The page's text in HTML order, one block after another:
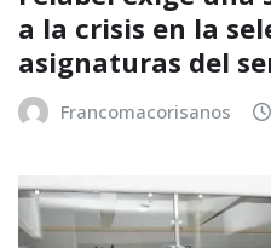
a la crisis en la
asignaturas del
Francomacorisanos